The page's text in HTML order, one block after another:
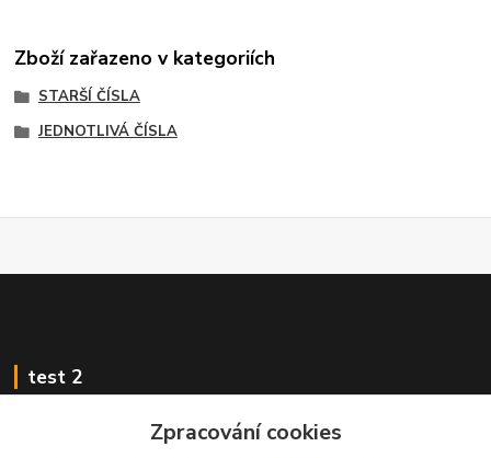
Zboží zařazeno v kategoriích
STARŠÍ ČÍSLA
JEDNOTLIVÁ ČÍSLA
test 2
Zpracování cookies